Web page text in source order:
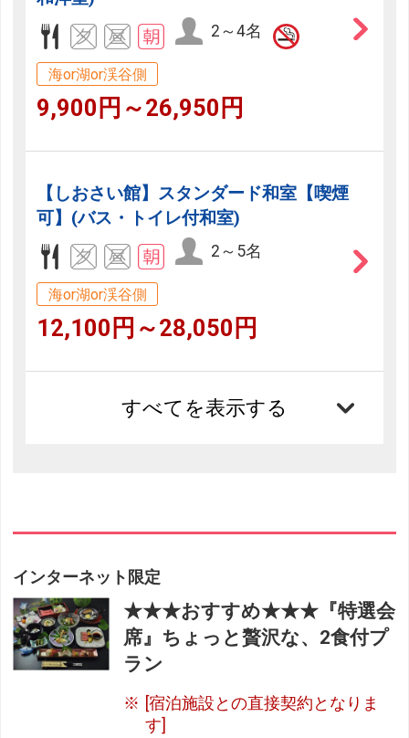
2～4名
海or湖or渓谷側
9,900円～26,950円
【しおさい館】スタンダード和室【喫煙
可】(バス・トイレ付和室)
2～5名
海or湖or渓谷側
12,100円～28,050円
すべてを表示する
インターネット限定
★★★おすすめ★★★『特選会
席』ちょっと贅沢な、2食付プ
ラン
[宿泊施設との直接契約となりま
す]